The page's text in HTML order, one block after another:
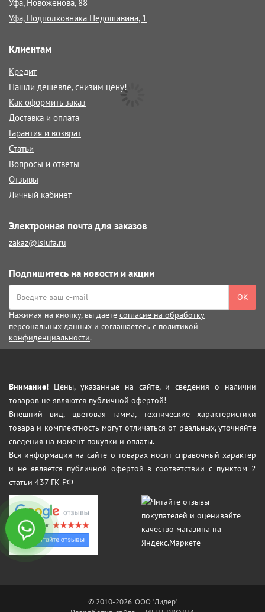
Уфа, Новоженова, 88
Уфа, Подполковника Недошивина, 1
Клиентам
Кредит
Нашли дешевле, снизим цену!
Как оформить заказ
Доставка и оплата
Гарантия и возврат
Статьи
Вопросы и ответы
Отзывы
Личный кабинет
Электронная почта для заказов
zakaz@lsiufa.ru
Подпишитесь на новости и акции
ОК
Нажимая на кнопку, вы даёте согласие на обработку
персональных данных и соглашаетесь с политикой
конфиденциальности.
Внимание! Цены, указанные на сайте, и сведения о наличии
товаров не являются публичной офертой!
Внешний вид, цветовая гамма, технические характеристики
товара и комплектность могут отличаться от реальных, уточняйте
сведения на момент покупки и оплаты.
Вся информация на сайте о товарах носит справочный характер
и не является публичной офертой в соответствии с пунктом 2
статьи 437 ГК РФ
© 2010-2026. ООО "Лидер"